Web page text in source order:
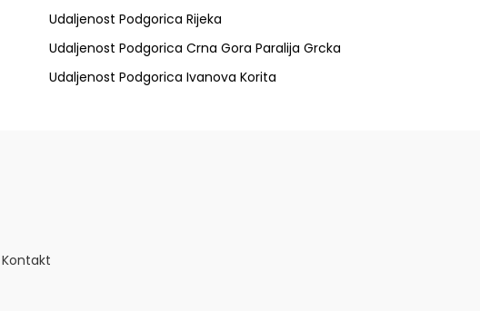
Udaljenost Podgorica Rijeka
Udaljenost Podgorica Crna Gora Paralija Grcka
Udaljenost Podgorica Ivanova Korita
Kontakt